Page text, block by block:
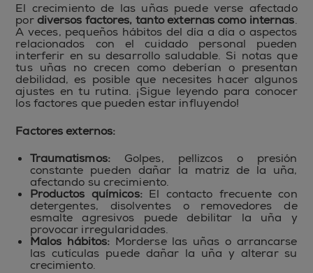
El crecimiento de las uñas puede verse afectado
pordiversos factores, tanto externas como internas.
A veces, pequeños hábitos del día a día o aspectos
relacionados con el cuidado personal pueden
interferir en su desarrollo saludable. Si notas que
tus uñas no crecen como deberían o presentan
debilidad, es posible que necesites hacer algunos
ajustes en tu rutina. ¡Sigue leyendo para conocer
los factores que pueden estar influyendo!
Factores externos:
Traumatismos:Golpes, pellizcos o presión
constante pueden dañar la matriz de la uña,
afectando su crecimiento.
Productos químicos:El contacto frecuente con
detergentes, disolventes o removedores de
esmalte agresivos puede debilitar la uña y
provocar irregularidades.
Malos hábitos: Morderse las uñas o arrancarse
las cutículas puede dañar la uña y alterar su
crecimiento.